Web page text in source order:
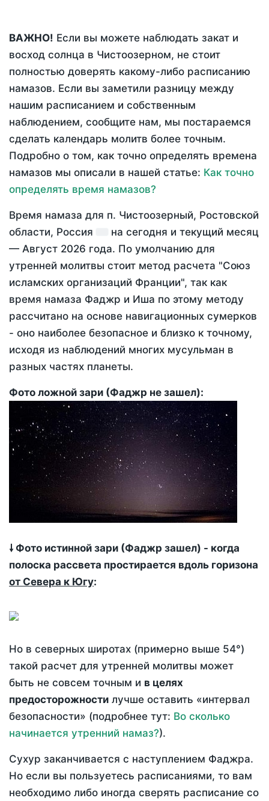
ВАЖНО! Если вы можете наблюдать закат и
восход солнца в Чистоозерном, не стоит
полностью доверять какому-либо расписанию
намазов. Если вы заметили разницу между
нашим расписанием и собственным
наблюдением, сообщите нам, мы постараемся
сделать календарь молитв более точным.
Подробно о том, как точно определять времена
намазов мы описали в нашей статье: Как точно
определять время намазов?
Время намаза для п. Чистоозерный, Ростовской
области, Россия
на сегодня и текущий месяц
— Август 2026 года. По умолчанию для
утренней молитвы стоит метод расчета "Союз
исламских организаций Франции", так как
время намаза Фаджр и Иша по этому методу
рассчитано на основе навигационных сумерков
- оно наиболее безопасное и близко к точному,
исходя из наблюдений многих мусульман в
разных частях планеты.
Фото ложной зари (Фаджр не зашел):
🠗 Фото истинной зари (Фаджр зашел) - когда
полоска рассвета простирается вдоль горизона
от Севера к Югу:
Но в северных широтах (примерно выше 54°)
такой расчет для утренней молитвы может
быть не совсем точным и в целях
предосторожности лучше оставить «интервал
безопасности» (подробнее тут: Во сколько
начинается утренний намаз?).
Сухур заканчивается с наступлением Фаджра.
Но если вы пользуетесь расписаниями, то вам
необходимо либо иногда сверять расписание со